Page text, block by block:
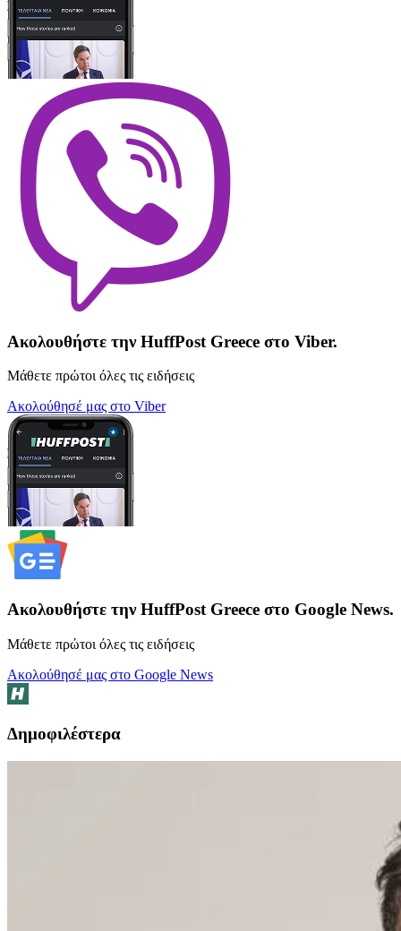
Ακολουθήστε την HuffPost Greece στο Viber.
Μάθετε πρώτοι όλες τις ειδήσεις
Ακολούθησέ μας στο Viber
Ακολουθήστε την HuffPost Greece στο Google News.
Μάθετε πρώτοι όλες τις ειδήσεις
Ακολούθησέ μας στο Google News
Δημοφιλέστερα